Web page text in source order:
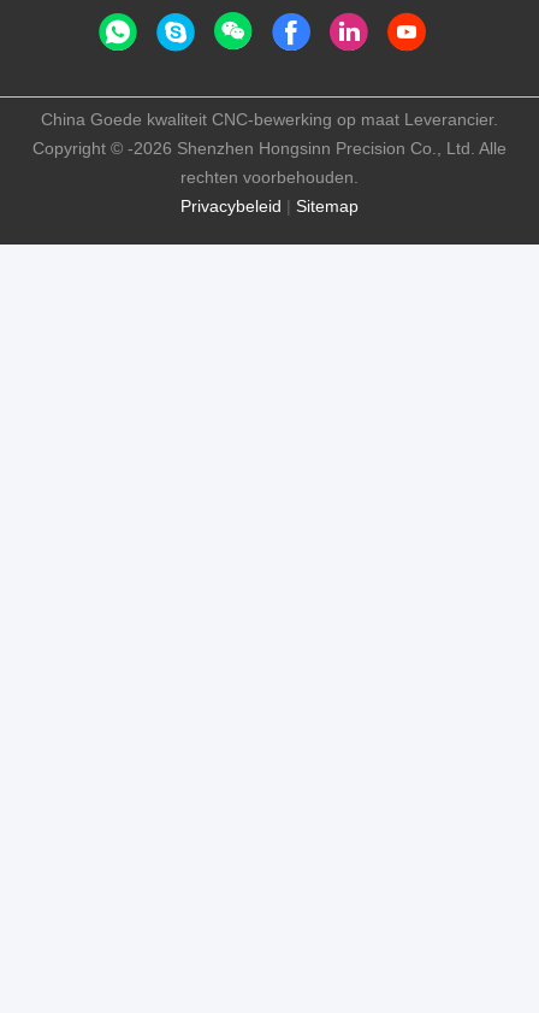
Privacybeleid | Sitemap
China Goede kwaliteit CNC-bewerking op maat Leverancier.
Copyright © -2026 Shenzhen Hongsinn Precision Co., Ltd. Alle
rechten voorbehouden.